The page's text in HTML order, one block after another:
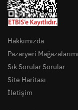
Hakkımızda
Pazaryeri
Sık Sorular Sorular
Site Haritası
İletişim